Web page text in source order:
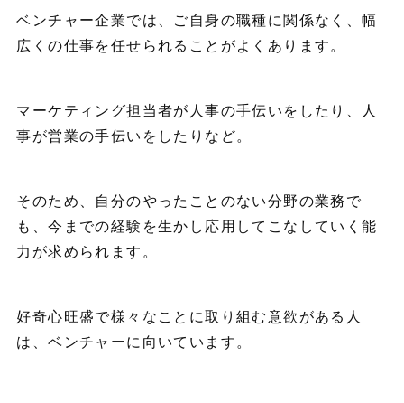
ベンチャー企業では、ご自身の職種に関係なく、幅
広くの仕事を任せられることがよくあります。
マーケティング担当者が人事の手伝いをしたり、人
事が営業の手伝いをしたりなど。
そのため、自分のやったことのない分野の業務で
も、今までの経験を生かし応用してこなしていく能
力が求められます。
好奇心旺盛で様々なことに取り組む意欲がある人
は、ベンチャーに向いています。